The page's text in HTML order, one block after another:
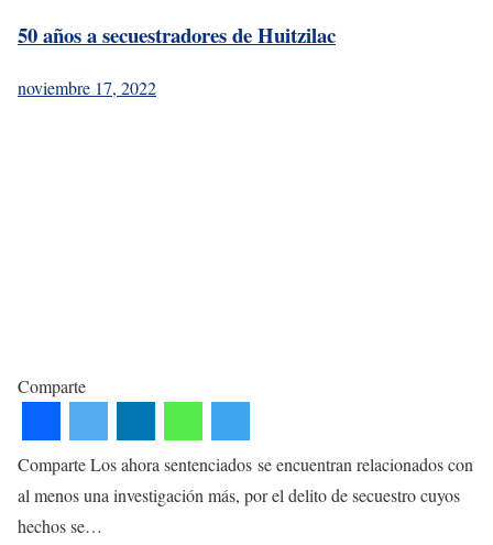
50 años a secuestradores de Huitzilac
noviembre 17, 2022
Comparte
Comparte Los ahora sentenciados se encuentran relacionados con
al menos una investigación más, por el delito de secuestro cuyos
hechos se…